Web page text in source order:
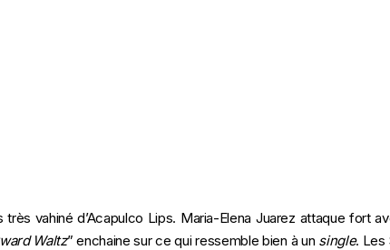
très vahiné d’Acapulco Lips. Maria-Elena Juarez attaque fort
Waltz” enchaine sur ce qui ressemble bien à un single. Les